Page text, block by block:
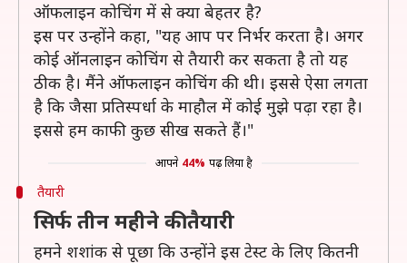
ऑफलाइन कोचिंग में से क्या बेहतर है?
इस पर उन्होंने कहा, "यह आप पर निर्भर करता है। अगर
कोई ऑनलाइन कोचिंग से तैयारी कर सकता है तो यह
ठीक है। मैंने ऑफलाइन कोचिंग की थी। इससे ऐसा लगता
है कि जैसा प्रतिस्पर्धा के माहौल में कोई मुझे पढ़ा रहा है।
इससे हम काफी कुछ सीख सकते हैं।"
आपने 44% पढ़ लिया है
तैयारी
सिर्फ तीन महीने की तैयारी
हमने शशांक से पूछा कि उन्होंने इस टेस्ट के लिए कितनी